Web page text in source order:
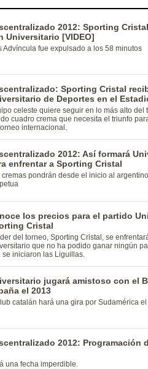
2012: Sporting
Universitario [VIDEO]
Advíncula fue expulsado a los 58 minutos
Sporting Cristal
de Deportes en el
celeste quiere seguir en lo más alto del
cuadro crema que necesita el triunfo
internacional.
2012: Así formará
enfrentar a Sporting Cristal
cremas pondrán desde el inicio al
los precios para el partido
Cristal
del torneo, Sporting Cristal, se
que no ha podido ganar ningún
se iniciaron las Liguillas.
jugará amistoso con el
el 2013
catalán hará una gira por Sudamérica
2012: Programación
una fecha imperdible.